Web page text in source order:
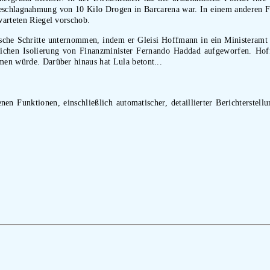
von 10 Kilo Drogen in Barcarena war. In einem
Riegel vorschob.
Schritte unternommen, indem er Gleisi Hoffmann in ein
Isolierung von Finanzminister Fernando Haddad aufgeworfen.
würde. Darüber hinaus hat Lula betont...
Funktionen, einschließlich automatischer, detaillierter